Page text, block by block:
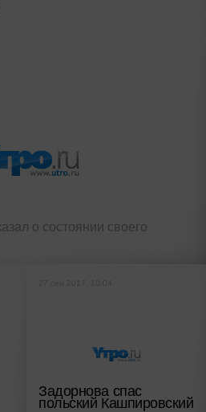
о состоянии своего
Задорнова спас
польский Кашпировский